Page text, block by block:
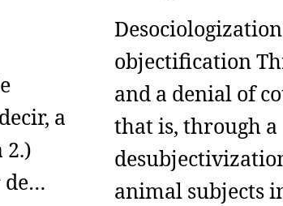
a
2.)
de…
objectification
and a denial of
that is, through a
animal subjects